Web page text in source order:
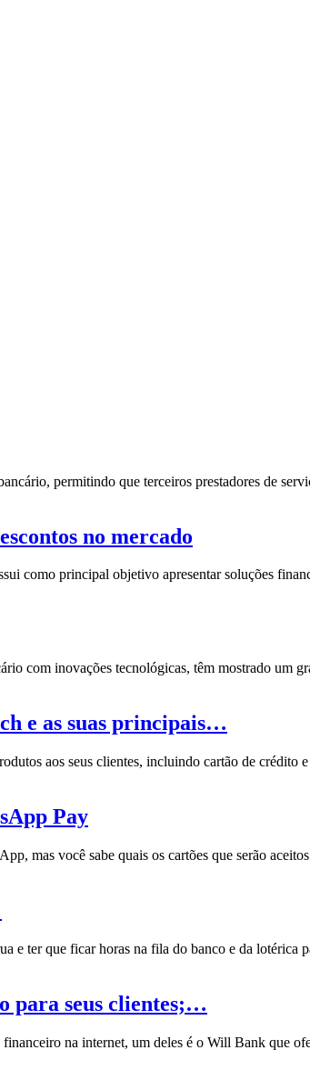
permitindo que terceiros prestadores de
no mercado
como principal objetivo apresentar soluções
com inovações tecnológicas, têm mostrado um
e as suas principais…
aos seus clientes, incluindo cartão de
Pay
mas você sabe quais os cartões que serão
e ter que ficar horas na fila do banco e da lotérica
para seus clientes;…
na internet, um deles é o Will Bank que